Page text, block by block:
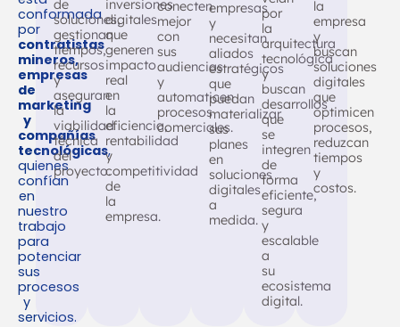
conformada
por
contratistas
mineros,
empresas
de
marketing
y
compañías
tecnológicas,
quienes
confían
en
nuestro
trabajo
para
potenciar
sus
procesos
y
servicios.
de
soluciones,
gestionan
tiempos,
recursos
y
aseguran
la
viabilidad
técnica
del
proyecto.
inversiones
digitales
que
generen
impacto
real
en
la
eficiencia,
rentabilidad
y
competitividad
de
la
empresa.
conecten
mejor
con
sus
audiencias
y
automaticen
procesos
comerciales.
empresas
y
necesitan
aliados
estratégicos
que
puedan
materializar
sus
planes
en
soluciones
digitales
a
medida.
por
la
arquitectura
tecnológica
y
buscan
desarrollos
que
se
integren
de
forma
eficiente,
segura
y
escalable
a
su
ecosistema
digital.
la
empresa
y
buscan
soluciones
digitales
que
optimicen
procesos,
reduzcan
tiempos
y
costos.